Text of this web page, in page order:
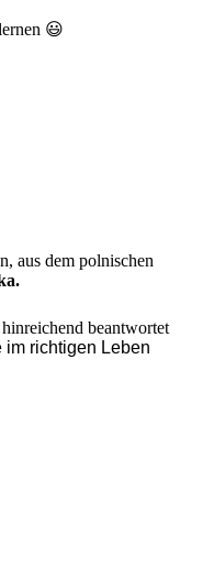
😃
aus dem polnischen
beantwortet
im richtigen Leben